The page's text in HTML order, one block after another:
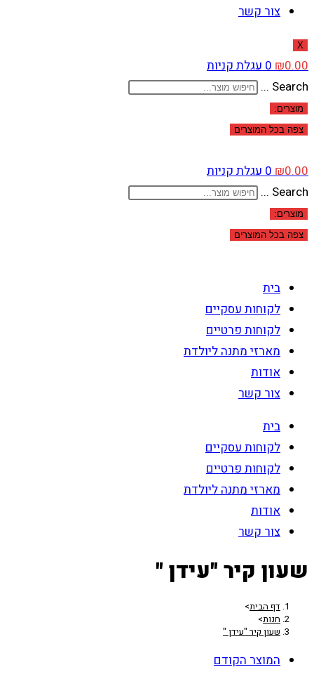
צור קשר
X
₪0.00
0עגלת קניות
Search ...
מוצרים:
צפה בכל המוצרים
₪0.00
0עגלת קניות
Search ...
מוצרים:
צפה בכל המוצרים
בית
לקוחות עסקיים
לקוחות פרטיים
מארזי מתנה ליולדת
אודות
צור קשר
בית
לקוחות עסקיים
לקוחות פרטיים
מארזי מתנה ליולדת
אודות
צור קשר
שעון קיר "עידן "
דף הבית>
חנות>
שעון קיר "עידן "
המוצר הקודם